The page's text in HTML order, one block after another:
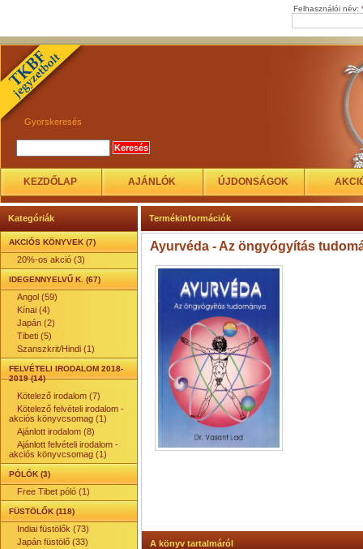
Felhasználói név:
Gyorskeresés
KEZDŐLAP AJÁNLÓK ÚJDONSÁGOK
Kategóriák
AKCIÓS KÖNYVEK (7)
20%-os akció (3)
IDEGENNYELVŰ K. (67)
Angol (59)
Kínai (4)
Japán (2)
Tibeti (5)
Szanszkrit/Hindi (1)
FELVÉTELI IRODALOM 2018-
2019 (14)
Kötelező irodalom (7)
Kötelező felvételi irodalom -
akciós könyvcsomag (1)
Ajánlott irodalom (8)
Ajánlott felvételi irodalom -
akciós könyvcsomag (1)
PÓLÓK (3)
Free Tibet póló (1)
FÜSTÖLŐK (118)
Indiai füstölők (73)
Japán füstölő (33)
Termékinformációk
Ayurvéda - Az öngyógyítás
A könyv tartalmáról